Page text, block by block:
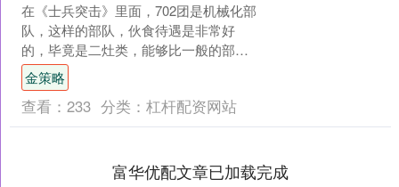
在《士兵突击》里面，702团是机械化部
队，这样的部队，伙食待遇是非常好
的，毕竟是二灶类，能够比一般的部队
要好上那么一个台阶，可是，很多人就
会想一件事情了，702....
金策略
查看： 233 分类： 杠杆配资网站
富华优配文章已加载完成